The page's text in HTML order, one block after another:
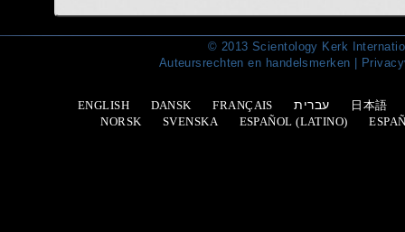
© 2013 Scientology Kerk
Auteursrechten en handelsmerken
ENGLISH DANSK FRANÇAIS עברית
日本語
NORSK
SVENSKA ESPAÑOL (LATINO)